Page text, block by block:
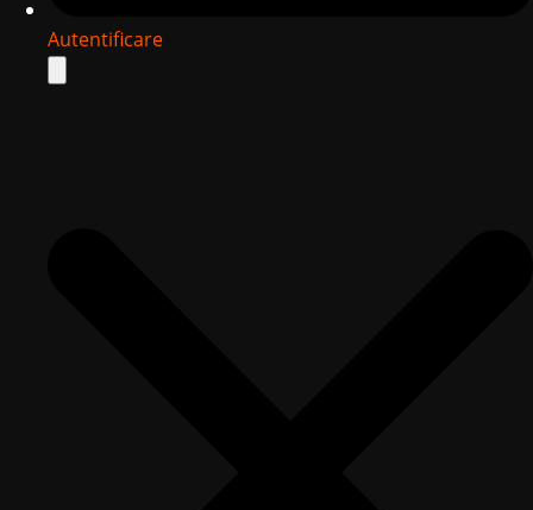
Autentificare